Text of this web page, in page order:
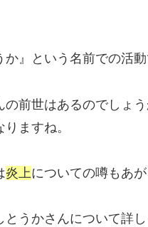
』という名前での活動
前世はあるのでしょ
ますね。
炎上についての噂もあが
うかさんについて詳